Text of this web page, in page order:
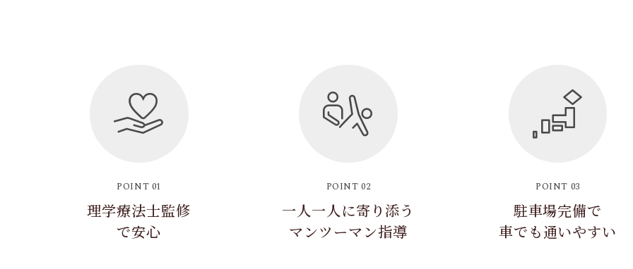
POINT 01
理学療法士監修
で安心
POINT 02
一人一人に寄り添う
マンツーマン指導
POINT 03
駐車場完備で
車でも通いやすい